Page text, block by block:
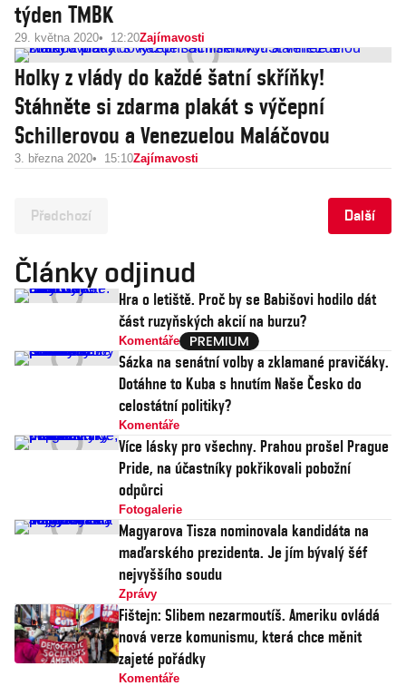
týden TMBK
29. května 2020 12:20Zajímavosti
Holky z vlády do každé šatní skříňky!
Stáhněte si zdarma plakát s výčepní
Schillerovou a Venezuelou Maláčovou
3. března 2020 15:10Zajímavosti
Předchozí Další
Články odjinud
Hra o letiště. Proč by se Babišovi hodilo dát
část ruzyňských akcií na burzu?
Komentáře
Sázka na senátní volby a zklamané pravičáky.
Dotáhne to Kuba s hnutím Naše Česko do
celostátní politiky?
Komentáře
Více lásky pro všechny. Prahou prošel Prague
Pride, na účastníky pokřikovali pobožní
odpůrci
Fotogalerie
Magyarova Tisza nominovala kandidáta na
maďarského prezidenta. Je jím bývalý šéf
nejvyššího soudu
Zprávy
Fištejn: Slibem nezarmoutíš. Ameriku ovládá
nová verze komunismu, která chce měnit
zajeté pořádky
Komentáře